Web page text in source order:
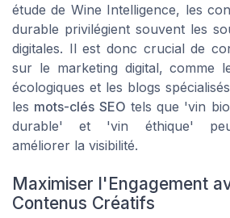
étude de Wine Intelligence, les
durable privilégient souvent les
digitales. Il est donc crucial de
sur le marketing digital, comme
écologiques et les blogs
les mots-clés SEO tels que 'vin
durable' et 'vin éthique'
améliorer la visibilité.
Maximiser l'Engagement
Contenus Créatifs